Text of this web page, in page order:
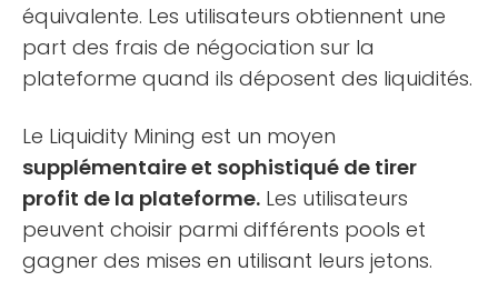
équivalente. Les utilisateurs obtiennent une
part des frais de négociation sur la
plateforme quand ils déposent des liquidités.
Le Liquidity Mining est un moyen
supplémentaire et sophistiqué de tirer
profit de la plateforme. Les utilisateurs
peuvent choisir parmi différents pools et
gagner des mises en utilisant leurs jetons.